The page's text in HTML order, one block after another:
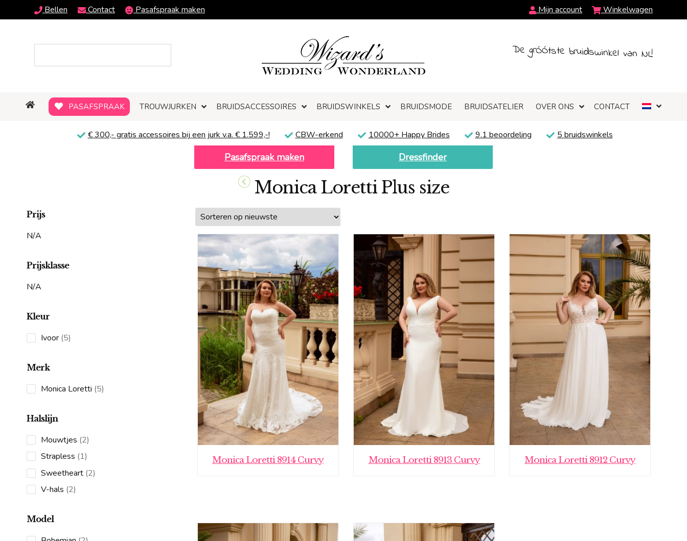
Bellen Contact Pasafspraak maken Mijn account Winkelwagen
De grÓÓtste bruidswinkel van NL!
PASAFSPRAAK TROUWJURKEN BRUIDSACCESSOIRES BRUIDSWINKELS BRUIDSMODE BRUIDSATELIER OVER ONS CONTACT
€ 300,- gratis accessoires bij een jurk v.a. € 1.599,-! CBW-erkend 10000+ Happy Brides 9.1 beoordeling 5 bruidswinkels
Pasafspraak maken Dressfinder
Monica Loretti Plus size
Prijs
N/A
Prijsklasse
N/A
Kleur
Ivoor 55
Merk
Monica Loretti 55
Halslijn
Mouwtjes 22
Strapless 11
product
Sweetheart 22
V-hals 22
Model
Monica Loretti 8914 Curvy Monica Loretti 8913 Curvy Monica Loretti 8912 Curvy